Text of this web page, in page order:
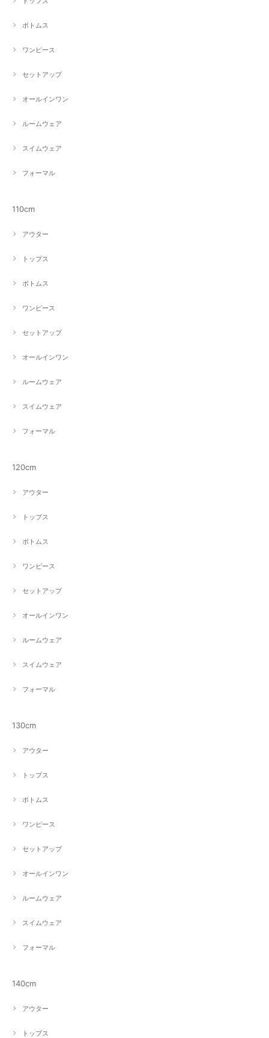
ボトムス
ワンピース
セットアップ
オールインワン
ルームウェア
スイムウェア
フォーマル
110cm
アウター
トップス
ボトムス
ワンピース
セットアップ
オールインワン
ルームウェア
スイムウェア
フォーマル
120cm
アウター
トップス
ボトムス
ワンピース
セットアップ
オールインワン
ルームウェア
スイムウェア
フォーマル
130cm
アウター
トップス
ボトムス
ワンピース
セットアップ
オールインワン
ルームウェア
スイムウェア
フォーマル
140cm
アウター
トップス